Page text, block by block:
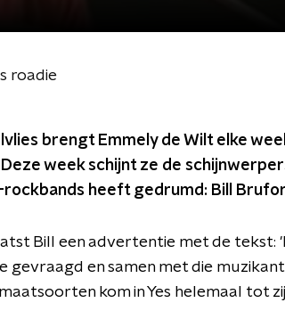
roadie
brengt Emmely de Wilt elke
week schijnt ze de
heeft gedrumd: Bill
Bill een advertentie met de tekst:
gevraagd en samen met die
kom in Yes helemaal tot